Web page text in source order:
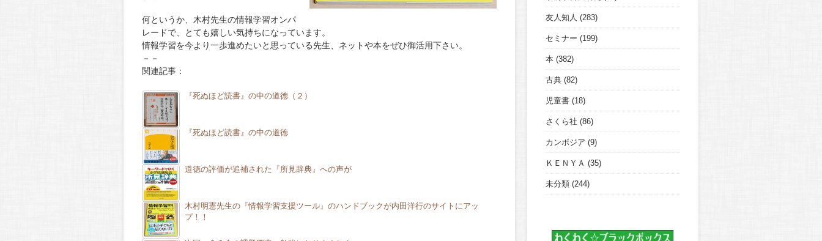
何というか、木村先生の情報学習オンパ
レードで、とても嬉しい気持ちになっています。
情報学習を今より一歩進めたいと思っている先生、ネットや本をぜひ御活用下さい。
－－
関連記事：
『死ぬほど読書』の中の道徳（２）
『死ぬほど読書』の中の道徳
道徳の評価が追補された『所見辞典』への声が
木村明憲先生の『情報学習支援ツール』のハンドブックが内田洋行のサイトにアッ
プ！！
友人知人 (283)
セミナー (199)
本 (382)
古典 (82)
児童書 (18)
さくら社 (86)
カンボジア (9)
ＫＥＮＹＡ (35)
未分類 (244)